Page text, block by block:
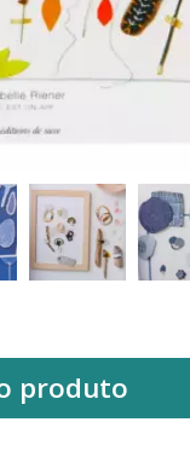
produto